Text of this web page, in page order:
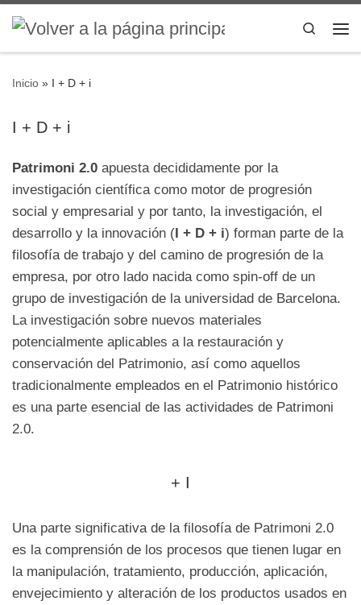
Saltar al contenido
Search
Inicio » I + D + i
I + D + i
Patrimoni 2.0 apuesta decididamente por la
investigación científica como motor de progresión
social y empresarial y por tanto, la investigación, el
desarrollo y la innovación (I + D + i) forman parte de la
filosofía de trabajo y del camino de progresión de la
empresa, por otro lado nacida como spin-off de un
grupo de investigación de la universidad de Barcelona.
La investigación sobre nuevos materiales
potencialmente aplicables a la restauración y
conservación del Patrimonio, así como aquellos
tradicionalmente empleados en el Patrimonio histórico
es una parte esencial de las actividades de Patrimoni
2.0.
+ I
Una parte significativa de la filosofía de Patrimoni 2.0
es la comprensión de los procesos que tienen lugar en
la manipulación, tratamiento, producción, aplicación,
envejecimiento y alteración de los productos usados en